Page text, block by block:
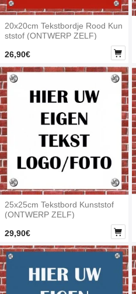
20x20cm Tekstbordje Rood Kun
ststof (ONTWERP ZELF)
26,90€

25x25cm Tekstbord Kunststof
(ONTWERP ZELF)
29,90€
